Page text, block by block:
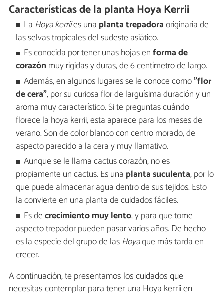
Características de la planta Hoya Kerrii
La Hoya kerriies una planta trepadoraoriginaria de
las selvas tropicales del sudeste asiático.
Es conocida por tener unas hojas enforma de
corazón muy rígidas y duras, de 6 centímetro de largo.
Además, en algunos lugares se le conoce como"flor
de cera", por su curiosa flor de larguísima duración y un
aroma muy característico. Si te preguntas cuándo
florece la hoya kerrii, esta aparece para los meses de
verano. Son de color blanco con centro morado, de
aspecto parecido a la cera y muy llamativo.
Aunque se le llama cactus corazón, no es
propiamente un cactus. Es una planta suculenta, por lo
que puede almacenar agua dentro de sus tejidos. Esto
la convierte en una planta de cuidados fáciles.
Es decrecimiento muy lento, y para que tome
aspecto trepador pueden pasar varios años. De hecho
es la especie del grupo de lasHoyaque más tarda en
crecer.
A continuación, te presentamos los cuidados que
necesitas contemplar para tener una Hoya kerrii en